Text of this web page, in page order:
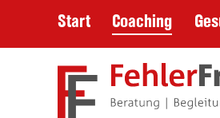
Start Coaching